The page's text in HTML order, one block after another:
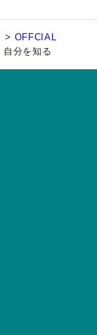
> OFFCIAL
自分を知る